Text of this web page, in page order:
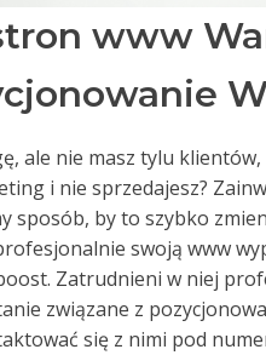
www
ale nie masz tylu klientów,
i nie sprzedajesz?
sposób, by to szybko
swoją www
Zatrudnieni w niej
związane z
się z nimi pod